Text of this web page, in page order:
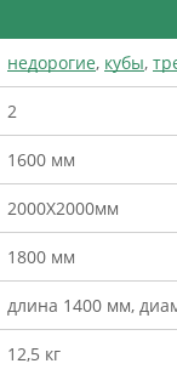
недорогие, кубы,
2
1600 мм
2000Х2000мм
1800 мм
длина 1400 мм,
12,5 кг